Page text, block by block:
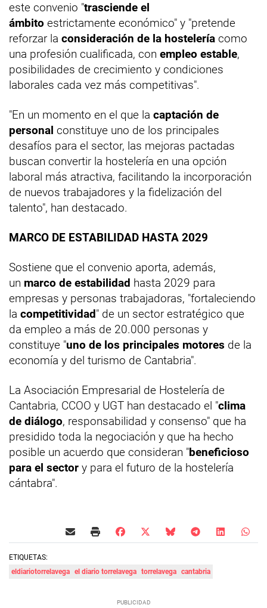
este convenio "trasciende el
ámbito estrictamente económico" y "pretende
reforzar la consideración de la hostelería como
una profesión cualificada, con empleo estable,
posibilidades de crecimiento y condiciones
laborales cada vez más competitivas".
"En un momento en el que la captación de
personal constituye uno de los principales
desafíos para el sector, las mejoras pactadas
buscan convertir la hostelería en una opción
laboral más atractiva, facilitando la incorporación
de nuevos trabajadores y la fidelización del
talento", han destacado.
MARCO DE ESTABILIDAD HASTA 2029
Sostiene que el convenio aporta, además,
un marco de estabilidad hasta 2029 para
empresas y personas trabajadoras, "fortaleciendo
la competitividad" de un sector estratégico que
da empleo a más de 20.000 personas y
constituye "uno de los principales motores de la
economía y del turismo de Cantabria".
La Asociación Empresarial de Hostelería de
Cantabria, CCOO y UGT han destacado el "clima
de diálogo, responsabilidad y consenso" que ha
presidido toda la negociación y que ha hecho
posible un acuerdo que consideran "beneficioso
para el sector y para el futuro de la hostelería
cántabra".
ETIQUETAS:
eldiariotorrelavega el diario torrelavega torrelavega cantabria